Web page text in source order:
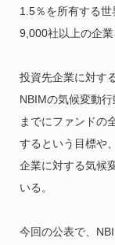
1.5％を所有する世
9,000社以上の企業
投資先企業に対す
NBIMの気候変動
までにファンドの
するという目標や
企業に対する気候
いる。
今回の公表で、